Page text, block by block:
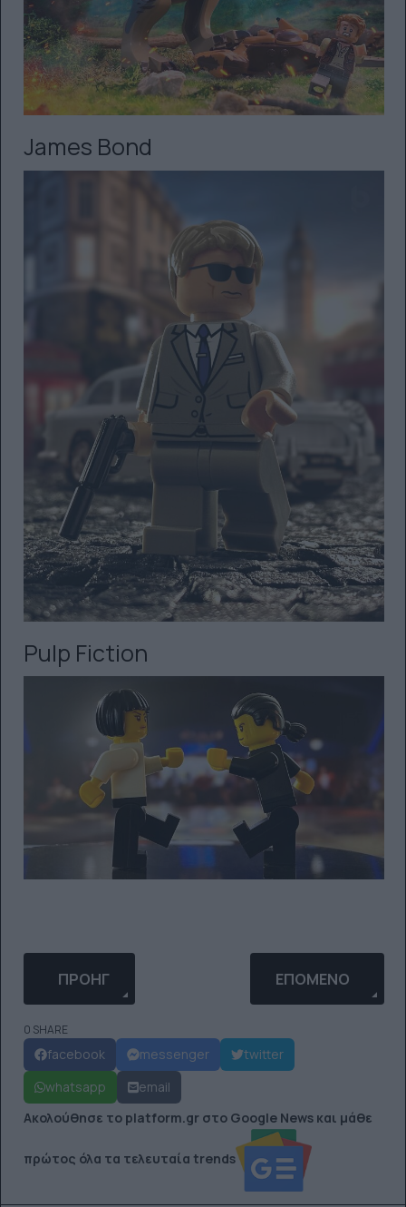
James Bond
Pulp Fiction
ΠΡΟΗΓΟΎΜΕΝΟ ΆΡΘΡΟ: VIRAL IQ TEST: ΑΝ
ΠΡΟΗΓ ΕΠΌΜΕΝΟ ΆΡΘΡΟ:
ΕΠΌΜΕΝΟ
0 SHARE
facebook messenger
twitter
whatsapp
email
Ακολούθησε το platform.gr στο Google News και μάθε
πρώτος όλα τα τελευταία trends